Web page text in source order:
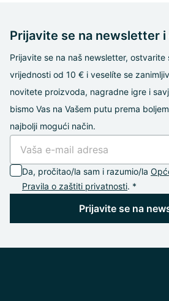
Prijavite se na newsletter
Prijavite se na naš newsletter, ostvarite
vrijednosti od 10 € i veselíte se
novitete proizvoda, nagradne igre i
bismo Vas na Vašem putu prema
najbolji mogući način.
Da, pročitao/la sam i razumio/la
Pravila o zaštiti privatnosti. *
Prijavite se na